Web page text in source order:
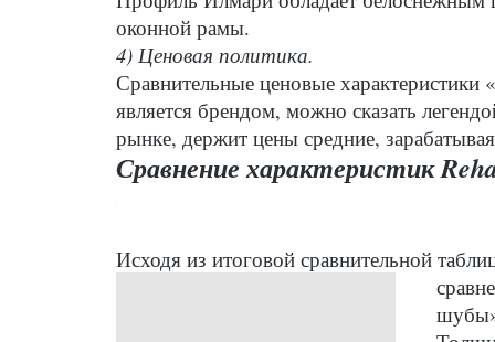
оконной рамы.
4) Ценовая политика.
Сравнительные ценовые
является брендом, можно сказать
рынке, держит цены средние,
Сравнение характеристик
Исходя из итоговой сравнительной